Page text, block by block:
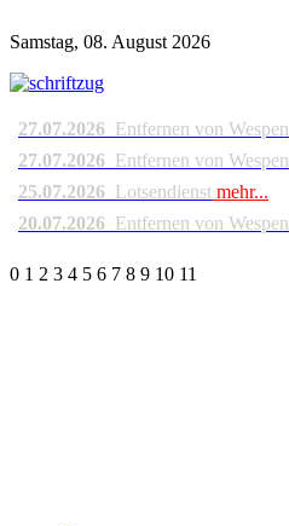
Samstag, 08. August 2026
27.07.2026 Entfernen von Wespen
27.07.2026 Entfernen von Wespen
25.07.2026 Lotsendienst mehr...
20.07.2026 Entfernen von Wespen
0 1 2 3 4 5 6 7 8 9 10 11